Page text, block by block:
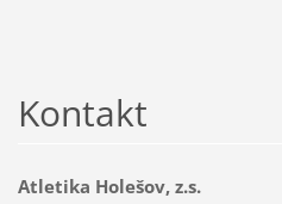
Kontakt
Atletika Holešov, z.s.